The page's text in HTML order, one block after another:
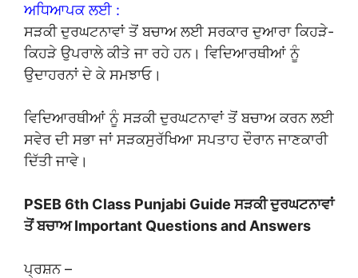
ਅਧਿਆਪਕ ਲਈ :
ਸੜਕੀ ਦੁਰਘਟਨਾਵਾਂ ਤੋਂ ਬਚਾਅ ਲਈ ਸਰਕਾਰ ਦੁਆਰਾ ਕਿਹੜੇ-
ਕਿਹੜੇ ਉਪਰਾਲੇ ਕੀਤੇ ਜਾ ਰਹੇ ਹਨ। ਵਿਦਿਆਰਥੀਆਂ ਨੂੰ
ਉਦਾਹਰਨਾਂ ਦੇ ਕੇ ਸਮਝਾਓ।
ਵਿਦਿਆਰਥੀਆਂ ਨੂੰ ਸੜਕੀ ਦੁਰਘਟਨਾਵਾਂ ਤੋਂ ਬਚਾਅ ਕਰਨ ਲਈ
ਸਵੇਰ ਦੀ ਸਭਾ ਜਾਂ ਸੜਕਸੁਰੱਖਿਆ ਸਪਤਾਹ ਦੌਰਾਨ ਜਾਣਕਾਰੀ
ਦਿੱਤੀ ਜਾਵੇ।
PSEB 6th Class Punjabi Guide ਸੜਕੀ ਦੁਰਘਟਨਾਵਾਂ
ਤੋਂ ਬਚਾਅ Important Questions and Answers
ਪ੍ਰਸ਼ਨ –